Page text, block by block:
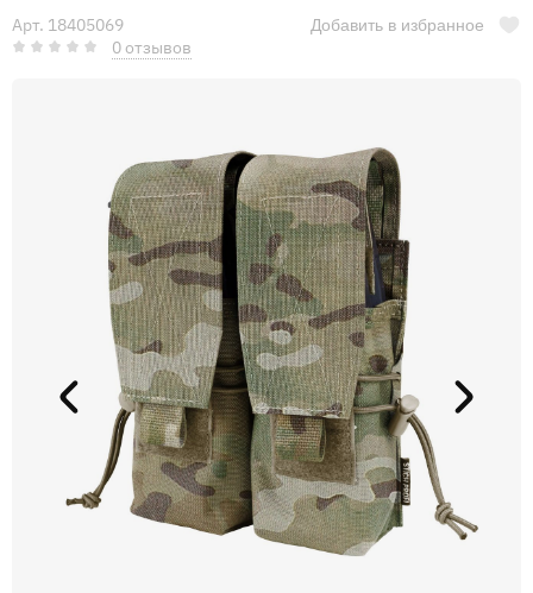
Арт. 18405069
0 отзывов
Добавить в избранное